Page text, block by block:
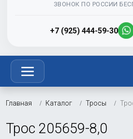
ЗВОНОК ПО РОССИИ
+7 (925) 444-59-30
Главная Каталог Тросы
Трос 205659-8,0